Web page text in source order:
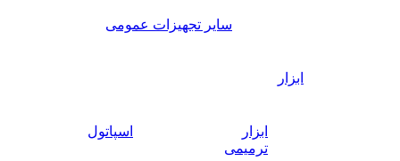
سایر تجهیزات عمومی
ابزار
ابزار
ترمیمی
اسپاتول